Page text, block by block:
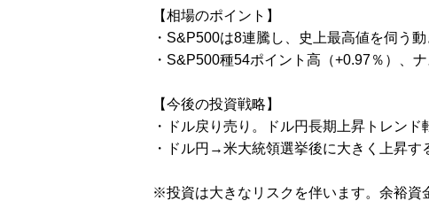
【相場のポイント】
・S&P500は8連騰し、史上最高値を伺う
・S&P500種54ポイント高（+0.97％）、
【今後の投資戦略】
・ドル戻り売り。ドル円長期上昇トレンド
・ドル円→米大統領選挙後に大きく上昇す
※投資は大きなリスクを伴います。余裕資